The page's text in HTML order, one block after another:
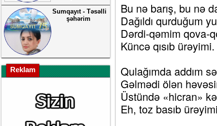
Sumqayıt - Təsəlli
şəhərim
Reklam
Bu nə barış, bu nə
Dağıldı qurduğum
Dərdi-qəmim qova-
Küncə qısıb ürəyimi.
Qulağımda addım
Gəlmədi ölən
Üstündə «hicran»
Eh, toz basıb